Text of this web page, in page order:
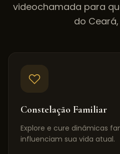
videochamada para
do Ceará,
Constelação Familiar
Explore e cure dinâmicas
influenciam sua vida atual.